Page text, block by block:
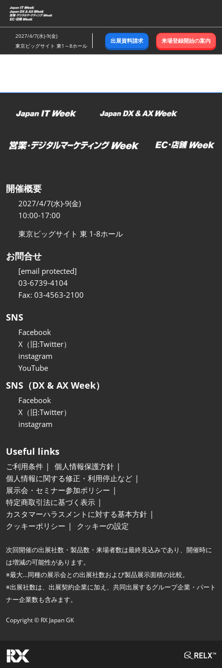
ス
キ
ッ
し
む
2027/4/7(水)-9(金)
東京ビッグサイト 東1～8ホール
出展資料請求 来場登録開始の案内
開催概要
2027/4/7(水)-9(金)
10:00-17:00
東京ビッグサイト 東 1-8ホール
お問合せ
[email protected]
03-6739-4104
Fax: 03-4563-2100
SNS
Facebook
X（旧:Twitter）
instagram
YouTube
SNS（DX & AX Week）
Facebook
X（旧:Twitter）
instagram
Useful links
ご利用条件
個人情報保護方針
個人情報に関する修正・利用停止など
展示会・セミナー参加ポリシー
特定商取引法に基づく表示
カスタマーハラスメントに対する基本方針
クッキーポリシー
クッキーの設定
次回開催の出展社数・製品数・来場者数は最終見込みであり、開催時に
は増減の可能性があります。
※最大…同種の展示会との出展社数および製品展示面積の比較。
※出展社数は、出展契約企業に加え、共同出展するグループ企業・パート
ナー企業数も含みます。
Copyright © RX Japan GK